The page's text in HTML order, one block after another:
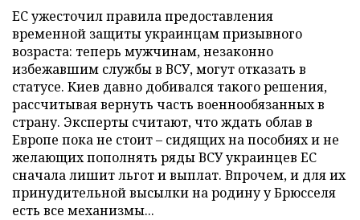
ЕС ужесточил правила предоставления
временной защиты украинцам призывного
возраста: теперь мужчинам, незаконно
избежавшим службы в ВСУ, могут отказать в
статусе. Киев давно добивался такого решения,
рассчитывая вернуть часть военнообязанных в
страну. Эксперты считают, что ждать облав в
Европе пока не стоит – сидящих на пособиях и не
желающих пополнять ряды ВСУ украинцев ЕС
сначала лишит льгот и выплат. Впрочем, и для их
принудительной высылки на родину у Брюсселя
есть все механизмы...